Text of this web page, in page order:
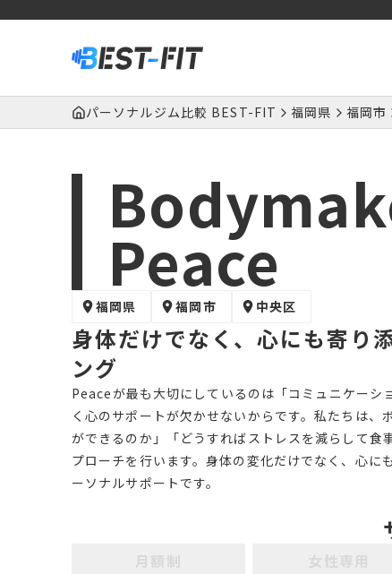
パーソナルジム比較 BEST-FIT 福岡県 福岡市
Peace
福岡県 福岡市 中央区
身体だけでなく、心にも寄り
ング
Peaceが最も大切にしているのは「コミュニケーシ
く心のサポートが欠かせないからです。私たちは
ができるのか」「どうすればストレスを減らして
プローチを行います。身体の変化だけでなく、心
ーソナルサポートです。